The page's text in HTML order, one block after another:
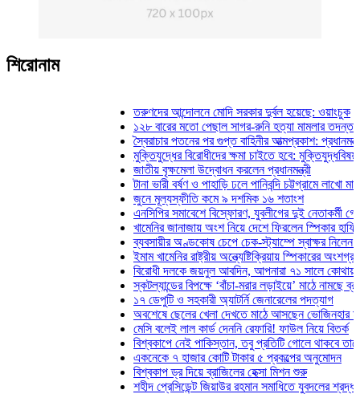
শিরোনাম
তরুণদের আন্দোলনে মোদি সরকার দুর্বল হয়েছে: ওয়াংচুক
১২৮ বারের মতো পেছাল সাগর-রুনি হত্যা মামলার তদন্ত
স্বৈরাচার পতনের পর গুপ্ত বাহিনীর আত্মপ্রকাশ: প্রধানমন্ত্রী
মুক্তিযুদ্ধের বিরোধীদের ক্ষমা চাইতে হবে: মুক্তিযুদ্ধবিষয়ক মন্ত্রী
জাতীয় বৃক্ষমেলা উদ্বোধন করলেন প্রধানমন্ত্রী
টানা ভারী বর্ষণ ও পাহাড়ি ঢলে পানিবন্দি চট্টগ্রামে লাখো মানুষ
জুনে মূল্যস্ফীতি কমে ৯ দশমিক ১৬ শতাংশ
এনসিপির সমাবেশে বিস্ফোরণ, যুবলীগের দুই নেতাকর্মী গ্রেফতার
খামেনির জানাজায় অংশ নিয়ে দেশে ফিরলেন স্পিকার হাফিজ
ব্যবসায়ীর অণ্ডকোষ চেপে চেক-স্ট্যাম্পে স্বাক্ষর নিলেন
ইমাম খামেনির রাষ্ট্রীয় অন্ত্যেষ্টিক্রিয়ায় স্পিকারের অংশগ্রহণ
বিরোধী দলকে জয়নুল আবদিন, আপনারা ৭১ সালে কোথায়
স্কটল্যান্ডের বিপক্ষে ‘বাঁচা-মরার লড়াইয়ে’ মাঠে নামছে ব্রাজিল
১৭ ডেপুটি ও সহকারী অ্যাটর্নি জেনারেলের পদত্যাগ
অবশেষে ছেলের খেলা দেখতে মাঠে আসছেন ভোজিনহার মা
মেসি বলেই লাল কার্ড দেননি রেফারি! ফাউল নিয়ে বিতর্ক
বিশ্বকাপে নেই পাকিস্তান, তবু প্রতিটি গোলে থাকবে তাদের
একনেকে ৭ হাজার কোটি টাকার ৫ প্রকল্পের অনুমোদন
বিশ্বকাপ ড্র দিয়ে ব্রাজিলের হেক্সা মিশন শুরু
শহীদ প্রেসিডেন্ট জিয়াউর রহমান সমাধিতে যুবদলের শ্রদ্ধা